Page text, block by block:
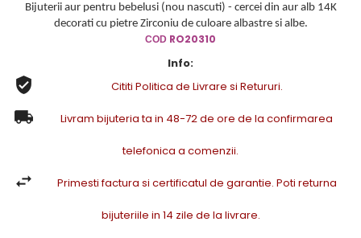
Bijuterii aur pentru bebelusi (nou nascuti) - cercei din aur alb 14K
decorati cu pietre Zirconiu de culoare albastre si albe.
COD RO20310
Info:
Cititi Politica de Livrare si Retururi.
Livram bijuteria ta in 48-72 de ore de la confirmarea
telefonica a comenzii.
Primesti factura si certificatul de garantie. Poti returna
bijuteriile in 14 zile de la livrare.